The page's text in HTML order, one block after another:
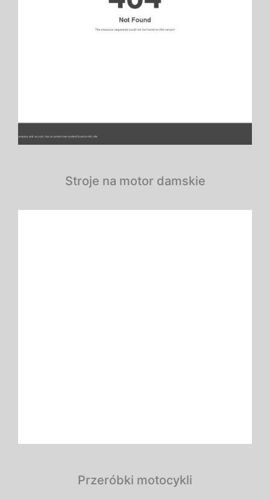
Stroje na motor damskie
Przeróbki motocykli